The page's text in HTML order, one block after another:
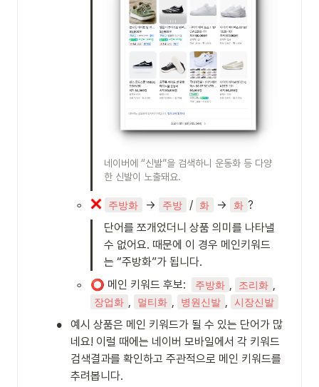
네이버에 “신발”을 검색하니 운동화 등 다양
한 신발이 노출돼요.
◦ 주방화 → 주방 / 화 → 화 ?
단어를 쪼개었더니 상품 의미를 나타낼
수 없어요. 때문에 이 경우 메인키워드
는 “주방화”가 됩니다.
◦ ⭕️ 메인 키워드 후보: 주방화 조리화
장업화 멀티화 병원신발 시장신발
•
예시 상품은 메인 키워드가 될 수 있는 단어가 많
네요! 이럴 때에는 네이버 모바일에서 각 키워드
검색결과를 확인하고 주관적으로 메인 키워드를
추려봅니다.